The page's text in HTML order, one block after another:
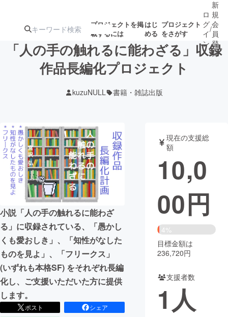
プロジェクトを掲
載するには
はじ
める
プロジェクト
をさがす
注目の新着プロ
ジェクト
募集終了が近いプ
ロジェクト
アート・写真 音楽
テクノロジー・ガジェット ゲーム・
映像・映画 書籍・雑誌
ビジネス・起業 チャレンジ
まちづくり・地域活性化
CAMPFIRE for Social Good
CAMPFIRE Creation
コミュニティ
ロ
グ
イ
ン
/
新
規
会
員
登
録
「人の手の触れるに能わざる」収録
作品長編化プロジェクト
kuzuNULL 書籍・雑誌出版
小説「人の手の触れるに能わざ
る」に収録されている、「愚かし
くも愛おしき」、「知性がなした
ものを見よ」、「フリークス」
(いずれも本格SF) をそれぞれ長編
化し、ご支援いただいた方に提供
します。
ポスト
シェア
現在の支援総
額
10,0
00円
4%
目標金額は
236,720円
支援者数
1人